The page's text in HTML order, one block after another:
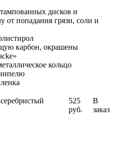
дисков и
попадания грязи, соли и
карбон, окрашены
кольцо
525
руб.
В
заказ